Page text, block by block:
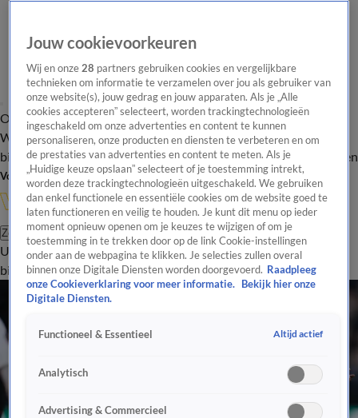
Overzicht Onze programma's Uitzendingen Onze gezichten
In de
WandelgangenInterviewsUitzending
bijwonenPodcastShopVeelgestelde vragenKijkersvraag insturen
Volg Vandaag Inside
Zoeken
UitzendingenVandaag InsideDe OranjezomerShopUitzending
bijwonen
Jouw cookievoorkeuren
Wij en onze28 partners gebruiken cookies en vergelijkbare
technieken om informatie te verzamelen over jou als gebruiker van
onze website(s), jouw gedrag en jouw apparaten. Als je „Alle
cookies accepteren” selecteert, worden trackingtechnologieën
ingeschakeld om onze advertenties en content te kunnen
personaliseren, onze producten en diensten te verbeteren en om
de prestaties van advertenties en content te meten. Als je
„Huidige keuze opslaan” selecteert of je toestemming intrekt,
worden deze trackingtechnologieën uitgeschakeld. We gebruiken
dan enkel functionele en essentiële cookies om de website goed te
laten functioneren en veilig te houden. Je kunt dit menu op ieder
moment opnieuw openen om je keuzes te wijzigen of om je
toestemming in te trekken door op de link Cookie-instellingen
onder aan de webpagina te klikken. Je selecties zullen overal
binnen onze Digitale Diensten worden doorgevoerd. Raadpleeg
onze Cookieverklaring voor meer informatie.
Bekijk hier onze
Digitale Diensten.
Functioneel & Essentieel Altijd actief
Analytisch
Advertising & Commercieel